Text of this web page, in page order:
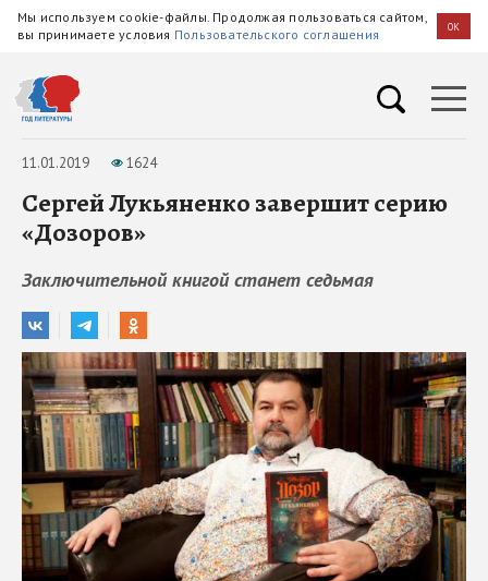
Мы используем cookie-файлы. Продолжая пользоваться сайтом,
вы принимаете условия Пользовательского соглашения OK
11.01.2019 1624
Сергей Лукьяненко завершит серию
«Дозоров»
Заключительной книгой станет седьмая